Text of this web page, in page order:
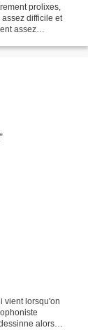
prolixes,
difficile et
assez
vient lorsqu'on
alors